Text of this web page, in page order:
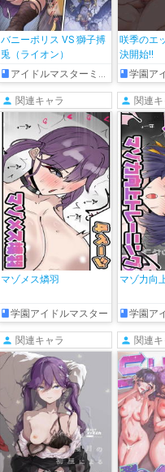
バニーポリス VS 獅子搏
兎（ライオン）
アイドルマスターミリオンライブ!
咲季のエ
決開始!!
学園ア
関連キャラ
マゾメス燐羽
学園アイドルマスター
関連キ
マゾ力向
学園ア
関連キャラ 関連キ